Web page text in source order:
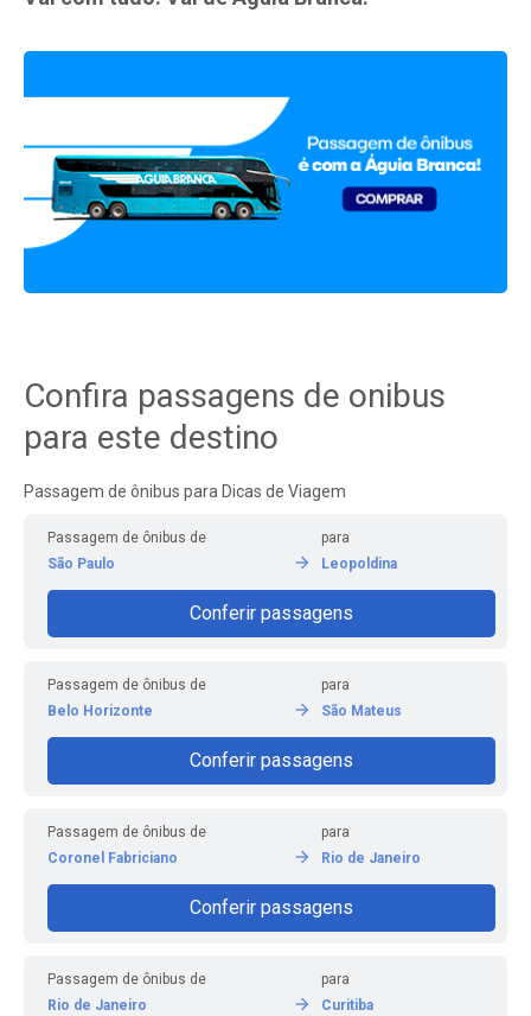
Confira passagens de onibus
para este destino
Passagem de ônibus para Dicas de Viagem
Passagem de ônibus de
São Paulo
para
Leopoldina
Conferir passagens
Passagem de ônibus de
Belo Horizonte
para
São Mateus
Conferir passagens
Passagem de ônibus de
Coronel Fabriciano
para
Rio de Janeiro
Conferir passagens
Passagem de ônibus de
Rio de Janeiro
para
Curitiba